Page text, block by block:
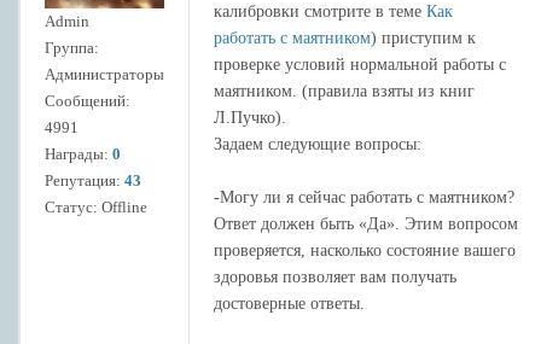
Admin
Группа:
Администраторы
Сообщений:
4991
Награды: 0
Репутация: 43
Статус: Offline
калибровки смотрите в теме Как
работать с маятником) приступим к
проверке условий нормальной работы с
маятником. (правила взяты из книг
Л.Пучко).
Задаем следующие вопросы:
-Могу ли я сейчас работать с маятником?
Ответ должен быть «Да». Этим вопросом
проверяется, насколько состояние вашего
здоровья позволяет вам получать
достоверные ответы.